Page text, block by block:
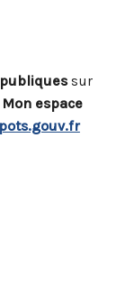
sur
espace